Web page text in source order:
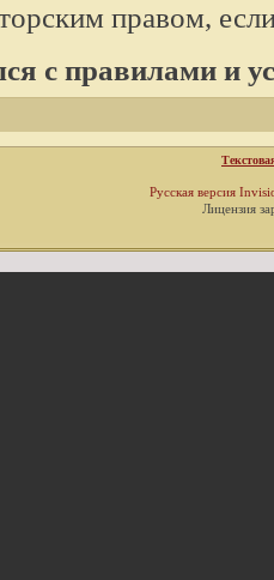
правом,
с правилами и
Русская версия
Лицензия